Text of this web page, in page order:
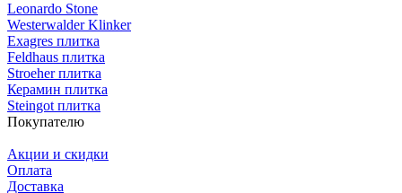
Leonardo Stone
Westerwalder Klinker
Exagres плитка
Feldhaus плитка
Stroeher плитка
Керамин плитка
Steingot плитка
Покупателю
Акции и скидки
Оплата
Доставка